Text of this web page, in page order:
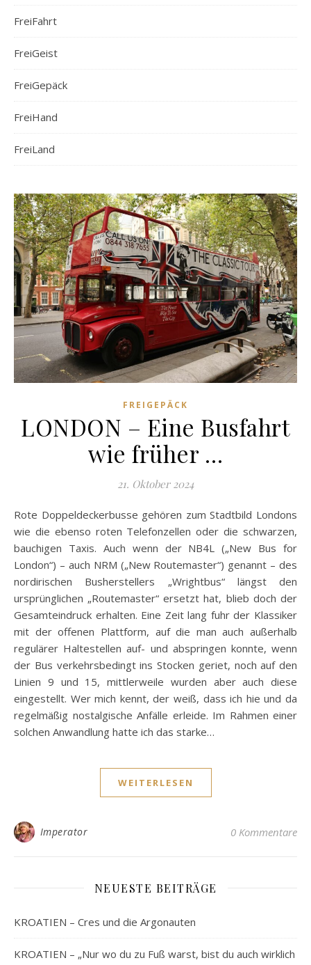
FreiFahrt
FreiGeist
FreiGepäck
FreiHand
FreiLand
FREIGEPÄCK
LONDON – Eine Busfahrt
wie früher …
21. Oktober 2024
Rote Doppeldeckerbusse gehören zum Stadtbild Londons
wie die ebenso roten Telefonzellen oder die schwarzen,
bauchigen Taxis. Auch wenn der NB4L („New Bus for
London“) – auch NRM („New Routemaster“) genannt – des
nordirischen Busherstellers „Wrightbus“ längst den
ursprünglichen „Routemaster“ ersetzt hat, blieb doch der
Gesamteindruck erhalten. Eine Zeit lang fuhr der Klassiker
mit der offenen Plattform, auf die man auch außerhalb
regulärer Haltestellen auf- und abspringen konnte, wenn
der Bus verkehrsbedingt ins Stocken geriet, noch auf den
Linien 9 und 15, mittlerweile wurden aber auch diese
eingestellt. Wer mich kennt, der weiß, dass ich hie und da
regelmäßig nostalgische Anfälle erleide. Im Rahmen einer
solchen Anwandlung hatte ich das starke…
WEITERLESEN
Imperator 0 Kommentare
NEUESTE BEITRÄGE
KROATIEN – Cres und die Argonauten
KROATIEN – „Nur wo du zu Fuß warst, bist du auch wirklich